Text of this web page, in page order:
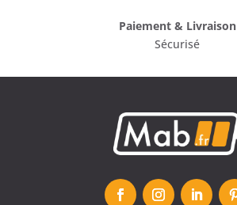
Paiement & Livraison
Sécurisé